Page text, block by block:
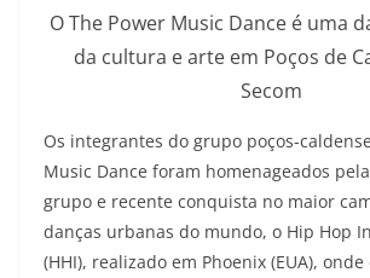
O The Power Music Dance é uma
da cultura e arte em Poços de
Secom
Os integrantes do grupo poços-
Music Dance foram homenageados
grupo e recente conquista no maior
danças urbanas do mundo, o Hip Hop
(HHI), realizado em Phoenix (EUA),